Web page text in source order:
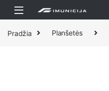
Praleisti ir pereiti prie navigacijos
Pereiti prie turinio
Pradžia Planšetės